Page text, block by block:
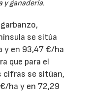
y ganadería.
se sitúa
y en 93,47 €/ha
que para el
cifras se sitúan,
ha y en 72,29